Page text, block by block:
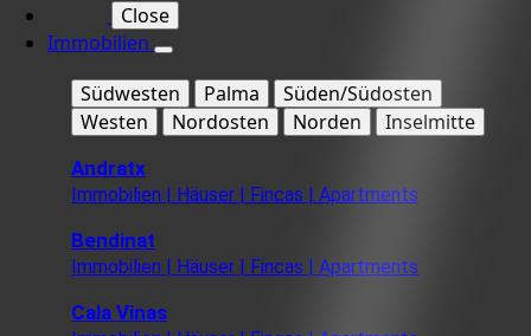
Close
Immobilien
Südwesten
Palma
Süden/Südosten
Westen
Nordosten Norden Inselmitte
Andratx
Immobilien | Häuser | Fincas | Apartments
Bendinat
Immobilien | Häuser | Fincas | Apartments
Cala Vinas